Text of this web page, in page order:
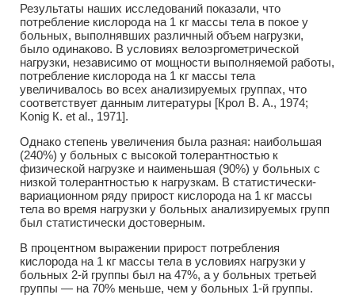
Результаты наших исследований показали, что
потребление кислорода на 1 кг массы тела в покое у
больных, выполнявших различный объем нагрузки,
было одинаково. В условиях велоэргометрической
нагрузки, независимо от мощности выполняемой работы,
потребление кислорода на 1 кг массы тела
увеличивалось во всех анализируемых группах, что
соответствует данным литературы [Крол В. А., 1974;
Konig К. et al., 1971].
Однако степень увеличения была разная: наибольшая
(240%) у больных с высокой толерантностью к
физической нагрузке и наименьшая (90%) у больных с
низкой толерантностью к нагрузкам. В статистически-
вариационном ряду прирост кислорода на 1 кг массы
тела во время нагрузки у больных анализируемых групп
был статистически достоверным.
В процентном выражении прирост потребления
кислорода на 1 кг массы тела в условиях нагрузки у
больных 2-й группы был на 47%, а у больных третьей
группы — на 70% меньше, чем у больных 1-й группы.